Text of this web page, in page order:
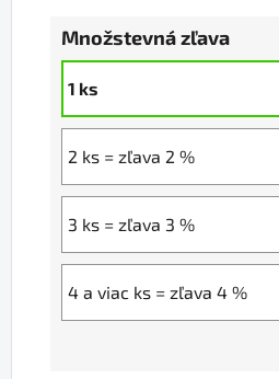
Množstevná zľava
1 ks
2 ks = zľava 2 %
3 ks = zľava 3 %
4 a viac ks = zľava 4 %